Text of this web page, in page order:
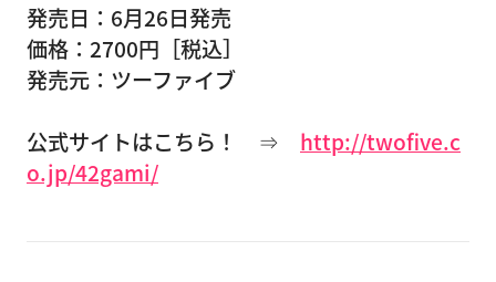
発売日：6月26日発売
価格：2700円［税込］
発売元：ツーファイブ
公式サイトはこちら！ ⇒ http://twofive.c
o.jp/42gami/